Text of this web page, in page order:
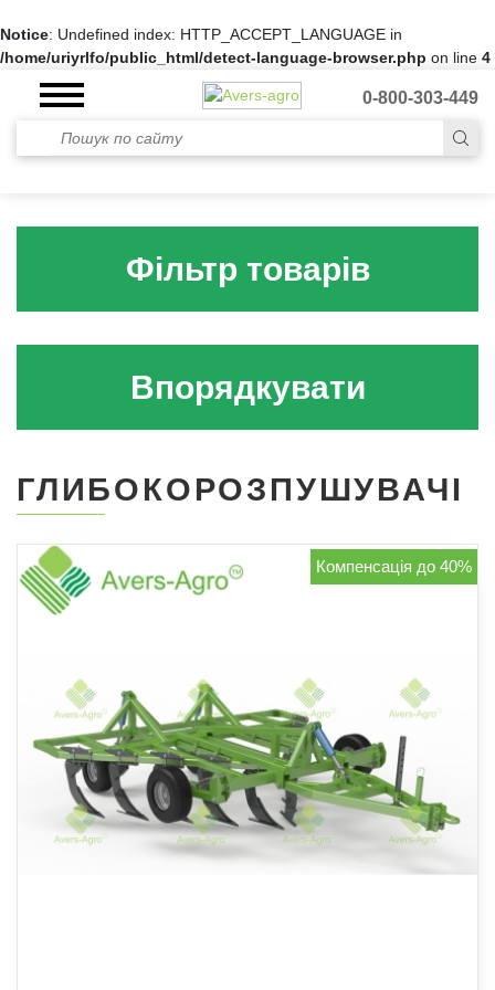
Notice: Undefined index: HTTP_ACCEPT_LANGUAGE in
/home/uriyrlfo/public_html/detect-language-browser.php on line 4
0-800-303-449
Фільтр товарів
Впорядкувати
ГЛИБОКОРОЗПУШУВАЧІ
Компенсація до 40%